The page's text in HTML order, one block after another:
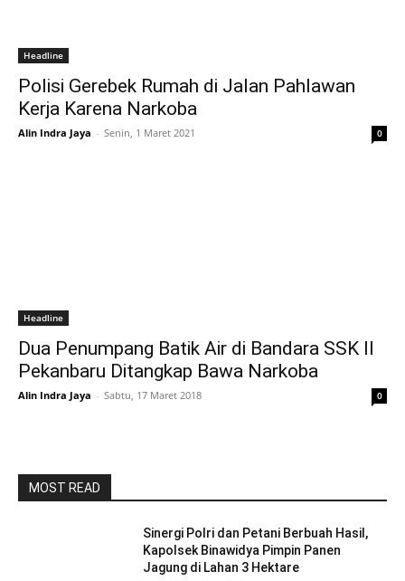
Headline
Polisi Gerebek Rumah di Jalan Pahlawan
Kerja Karena Narkoba
Alin Indra Jaya - Senin, 1 Maret 2021 0
Headline
Dua Penumpang Batik Air di Bandara SSK II
Pekanbaru Ditangkap Bawa Narkoba
Alin Indra Jaya - Sabtu, 17 Maret 2018 0
MOST READ
Sinergi Polri dan Petani Berbuah Hasil,
Kapolsek Binawidya Pimpin Panen
Jagung di Lahan 3 Hektare